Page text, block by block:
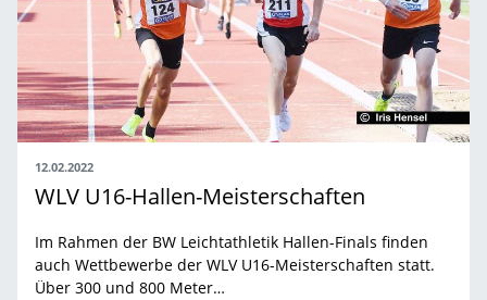
12.02.2022
WLV U16-Hallen-Meisterschaften
Im Rahmen der BW Leichtathletik Hallen-Finals finden
auch Wettbewerbe der WLV U16-Meisterschaften statt.
Über 300 und 800 Meter…